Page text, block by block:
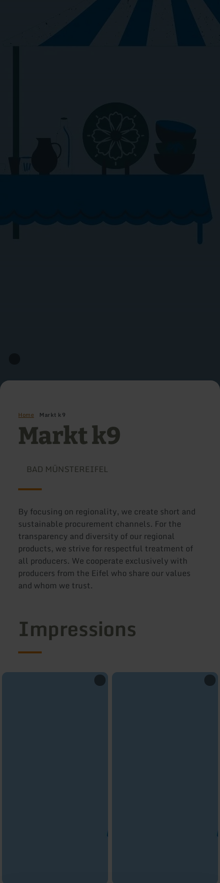
Home Markt k9
Markt k9
BAD MÜNSTEREIFEL
By focusing on regionality, we create short and
sustainable procurement channels. For the
transparency and diversity of our regional
products, we strive for respectful treatment of
all producers. We cooperate exclusively with
producers from the Eifel who share our values
and whom we trust.
Impressions